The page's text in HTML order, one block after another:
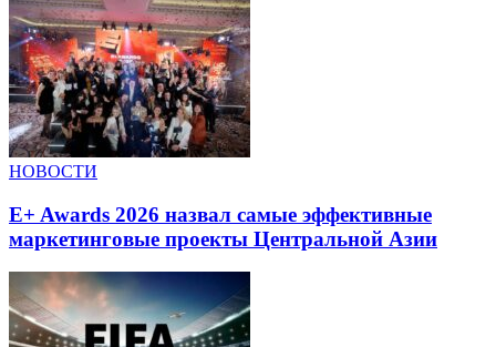
НОВОСТИ
E+ Awards 2026 назвал самые эффективные
маркетинговые проекты Центральной Азии